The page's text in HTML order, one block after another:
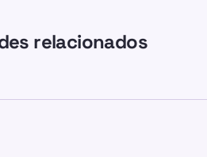
relacionados